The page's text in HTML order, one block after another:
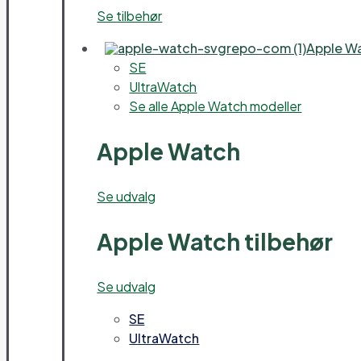
Se tilbehør
Apple
SE
UltraWatch
Se alle Apple Watch modeller
Apple Watch
Se udvalg
Apple Watch tilbehør
Se udvalg
SE
UltraWatch